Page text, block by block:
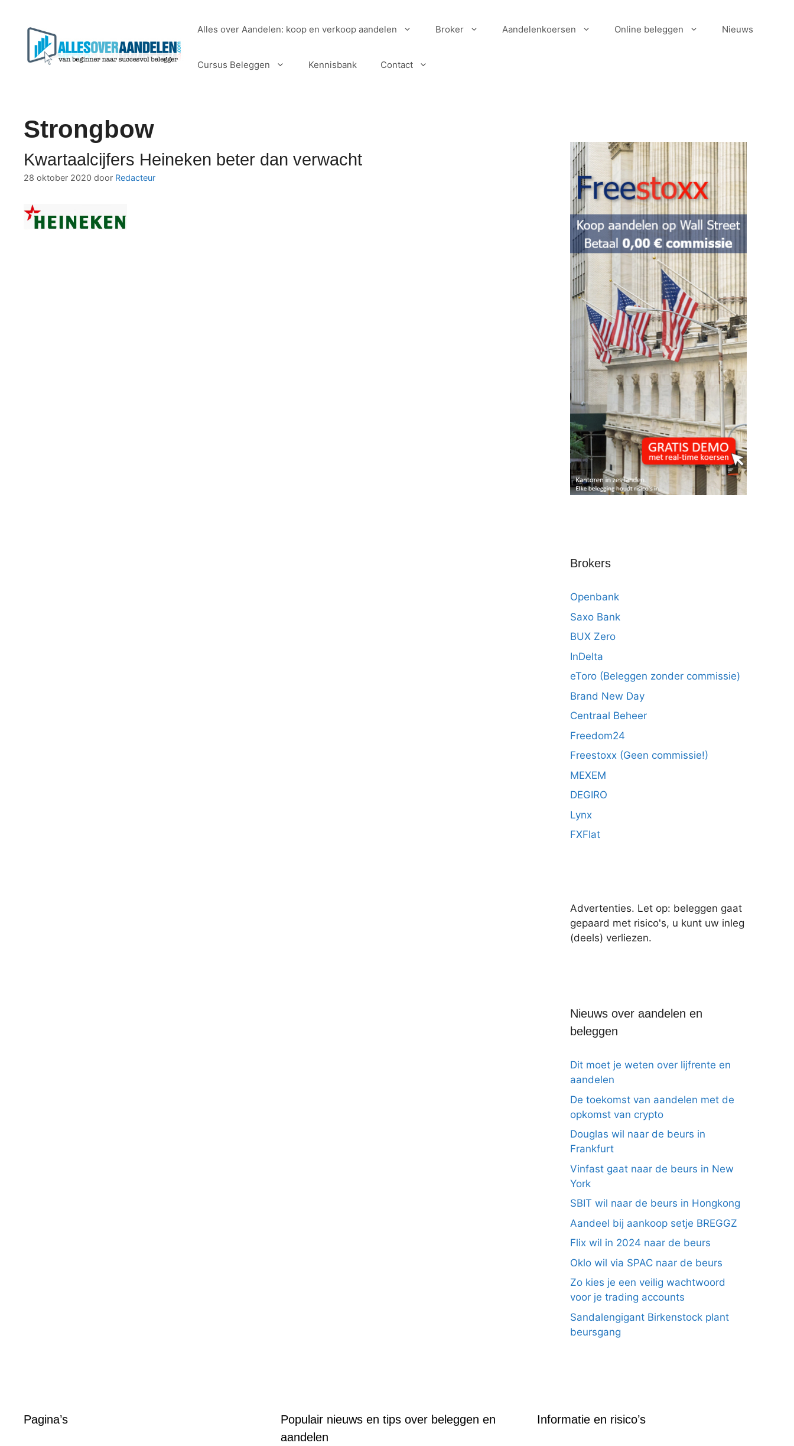
Alles over Aandelen: koop en verkoop aandelen Broker Aandelenkoersen Online beleggen Nieuws
Cursus Beleggen Kennisbank Contact
Strongbow
Kwartaalcijfers Heineken beter dan verwacht
28 oktober 2020 door Redacteur
Brokers
Openbank
Saxo Bank
BUX Zero
InDelta
eToro (Beleggen zonder commissie)
Brand New Day
Centraal Beheer
Freedom24
Freestoxx (Geen commissie!)
MEXEM
DEGIRO
Lynx
FXFlat
Advertenties. Let op: beleggen gaat
gepaard met risico's, u kunt uw inleg
(deels) verliezen.
Nieuws over aandelen en
beleggen
Dit moet je weten over lijfrente en
aandelen
De toekomst van aandelen met de
opkomst van crypto
Douglas wil naar de beurs in
Frankfurt
Vinfast gaat naar de beurs in New
York
SBIT wil naar de beurs in Hongkong
Aandeel bij aankoop setje BREGGZ
Flix wil in 2024 naar de beurs
Oklo wil via SPAC naar de beurs
Zo kies je een veilig wachtwoord
voor je trading accounts
Sandalengigant Birkenstock plant
beursgang
Pagina’s
Populair nieuws en tips over beleggen en
aandelen
Informatie en risico’s